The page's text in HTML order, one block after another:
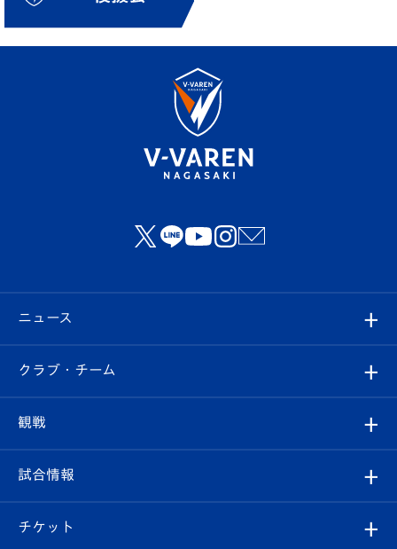
ニュース
すべて
クラブ
試合情報
クラブ・チーム
クラブ概要
観戦
観戦ルール
試合情報
試合日程/結果
チケット